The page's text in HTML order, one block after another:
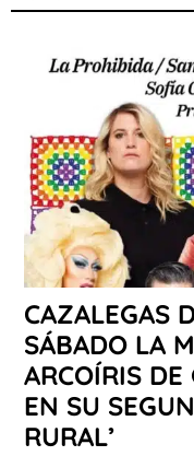
CAZALEGAS
SÁBADO LA
ARCOÍRIS
EN SU
RURAL’